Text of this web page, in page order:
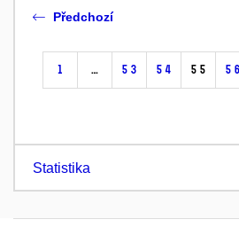
Předchozí
1 … 53 54 55 56
Statistika